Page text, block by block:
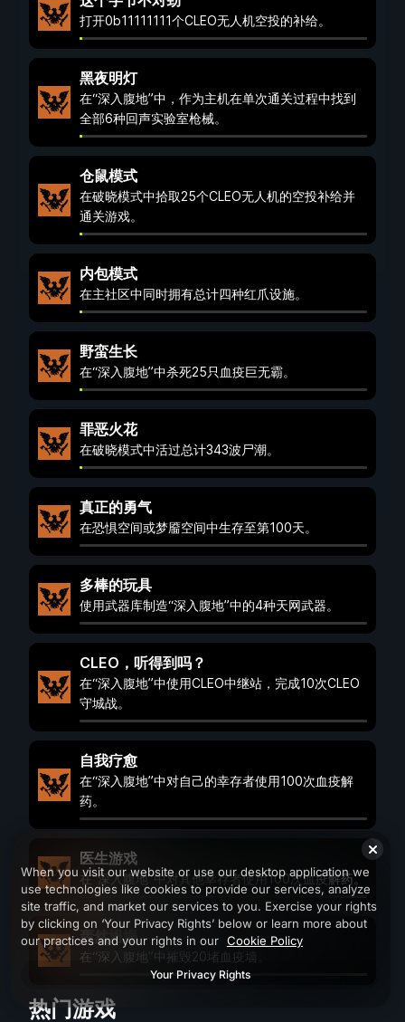
打开0b11111111个CLEO无人机空投的补给。
黑夜明灯
在“深入腹地”中，作为主机在单次通关过程中找到
全部6种回声实验室枪械。
仓鼠模式
在破晓模式中拾取25个CLEO无人机的空投补给并
通关游戏。
内包模式
在主社区中同时拥有总计四种红爪设施。
野蛮生长
在“深入腹地”中杀死25只血疫巨无霸。
罪恶火花
在破晓模式中活过总计343波尸潮。
真正的勇气
在恐惧空间或梦靥空间中生存至第100天。
多棒的玩具
使用武器库制造“深入腹地”中的4种天网武器。
CLEO，听得到吗？
在“深入腹地”中使用CLEO中继站，完成10次CLEO
守城战。
自我疗愈
在“深入腹地”中对自己的幸存者使用100次血疫解
药。
医生游戏
在“深入腹地”中对其他幸存者使用100次血疫解药。
轰然坍塌
在“深入腹地”中摧毁20堵血疫墙。
热门游戏
When you visit our website or use our desktop application we
use technologies like cookies to provide our services, analyze
site traffic, and market our services to you. Exercise your rights
by clicking on ‘Your Privacy Rights’ below or learn more about
our practices and your rights in our Cookie Policy
Your Privacy Rights